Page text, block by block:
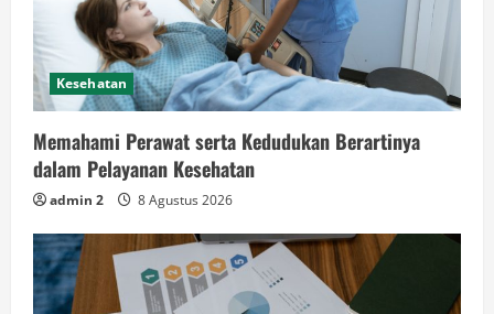
Kesehatan
Memahami Perawat serta Kedudukan Berartinya
dalam Pelayanan Kesehatan
admin 2 8 Agustus 2026